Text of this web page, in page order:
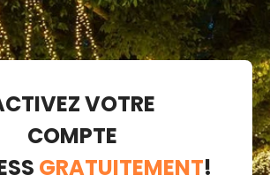
VOTRE
COMPTE
GRATUITEMENT!